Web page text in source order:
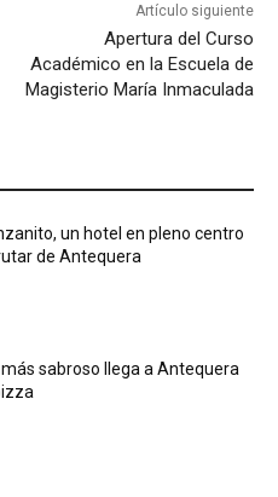
Artículo siguiente
Apertura del Curso
Académico en la Escuela de
Magisterio María Inmaculada
un hotel en pleno centro
de Antequera
más sabroso llega a Antequera